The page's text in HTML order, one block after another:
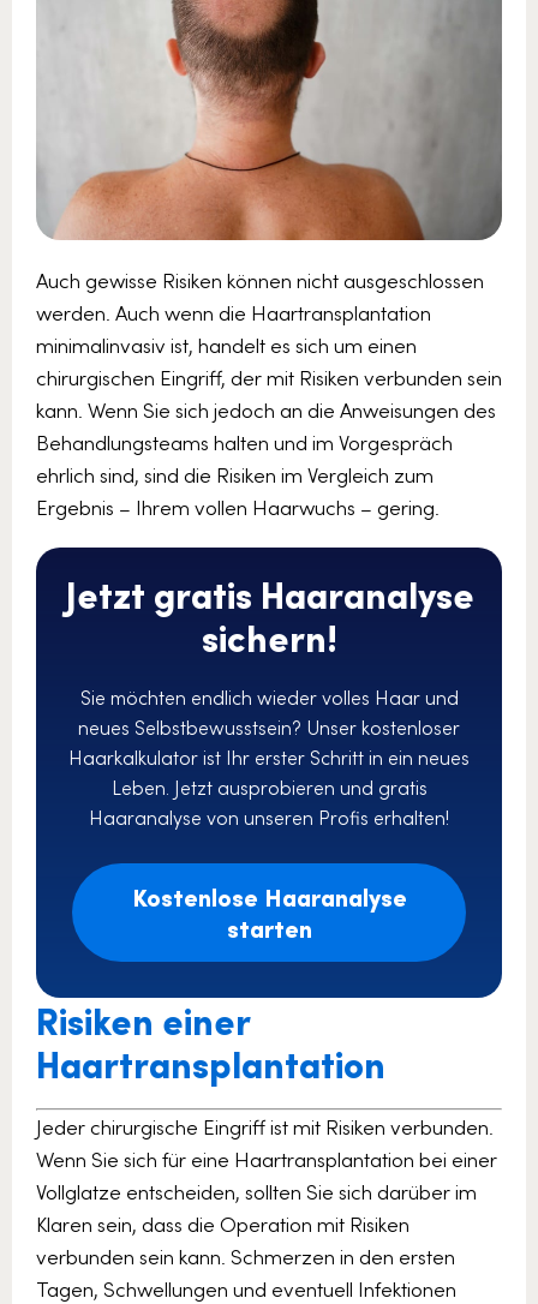
Auch gewisse Risiken können nicht ausgeschlossen
werden. Auch wenn die Haartransplantation
minimalinvasiv ist, handelt es sich um einen
chirurgischen Eingriff, der mit Risiken verbunden sein
kann. Wenn Sie sich jedoch an die Anweisungen des
Behandlungsteams halten und im Vorgespräch
ehrlich sind, sind die Risiken im Vergleich zum
Ergebnis – Ihrem vollen Haarwuchs – gering.
Jetzt gratis Haaranalyse
sichern!
Sie möchten endlich wieder volles Haar und
neues Selbstbewusstsein? Unser kostenloser
Haarkalkulator ist Ihr erster Schritt in ein neues
Leben. Jetzt ausprobieren und gratis
Haaranalyse von unseren Profis erhalten!
Kostenlose Haaranalyse
starten
Risiken einer
Haartransplantation
Jeder chirurgische Eingriff ist mit Risiken verbunden.
Wenn Sie sich für eine Haartransplantation bei einer
Vollglatze entscheiden, sollten Sie sich darüber im
Klaren sein, dass die Operation mit Risiken
verbunden sein kann. Schmerzen in den ersten
Tagen, Schwellungen und eventuell Infektionen